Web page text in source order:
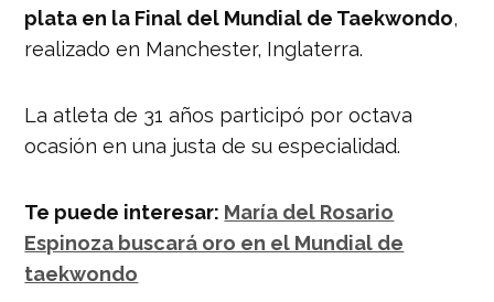
plata en la Final del Mundial de Taekwondo,
realizado en Manchester, Inglaterra.
La atleta de 31 años participó por octava
ocasión en una justa de su especialidad.
Te puede interesar: María del Rosario
Espinoza buscará oro en el Mundial de
taekwondo